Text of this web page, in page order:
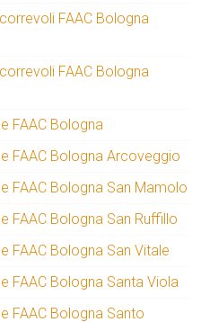
FAAC Bologna
FAAC Bologna
FAAC Bologna
FAAC Bologna Arcoveggio
FAAC Bologna San Mamolo
FAAC Bologna San Ruffillo
FAAC Bologna San Vitale
FAAC Bologna Santa Viola
FAAC Bologna Santo